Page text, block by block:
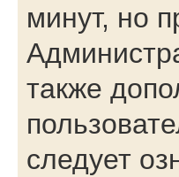
минут, но
также
следует